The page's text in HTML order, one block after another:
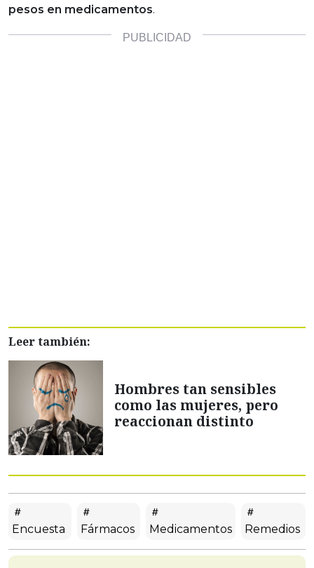
pesos en medicamentos.
Leer también:
Hombres tan sensibles
como las mujeres, pero
reaccionan distinto
Encuesta Fármacos Medicamentos Remedios